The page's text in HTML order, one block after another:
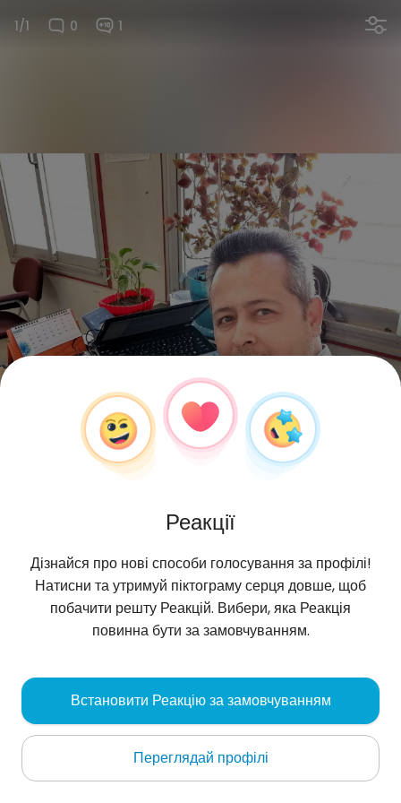
1/1 0 1
Tejen, 51
Āq Qāyeh
Про мене
Реакції
Дізнайся про нові способи голосування за профілі!
Натисни та утримуй піктограму серця довше, щоб
побачити решту Реакцій. Вибери, яка Реакція
повинна бути за замовчуванням.
Встановити Реакцію за замовчуванням
Переглядай профілі